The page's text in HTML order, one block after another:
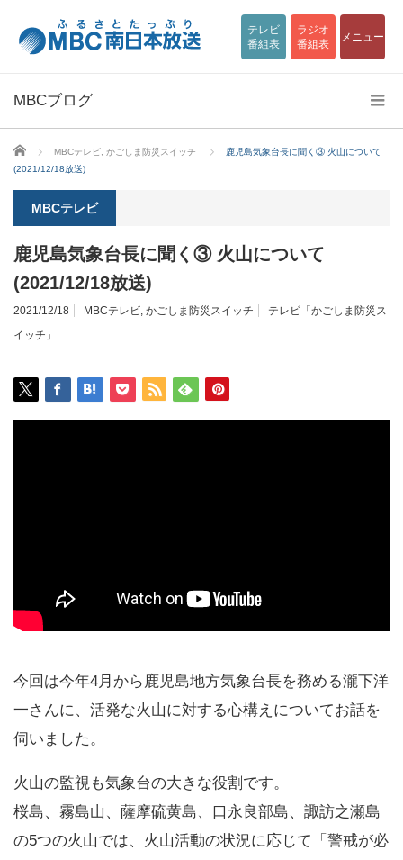
テレビ
番組表
ラジオ
番組表
メニュー
MBCブログ
ホーム MBCテレビ かごしま防災スイッチ
鹿児島気象台長に聞く③ 火山について
(2021/12/18放送)
MBCテレビ
鹿児島気象台長に聞く③ 火山について
(2021/12/18放送)
2021/12/18 MBCテレビ, かごしま防災スイッチ
テレビ「かごしま防災ス
イッチ」
今回は今年4月から鹿児島地方気象台長を務める瀧下洋
一さんに、活発な火山に対する心構えについてお話を
伺いました。
火山の監視も気象台の大きな役割です。
桜島、霧島山、薩摩硫黄島、口永良部島、諏訪之瀬島
の5つの火山では、火山活動の状況に応じて「警戒が必